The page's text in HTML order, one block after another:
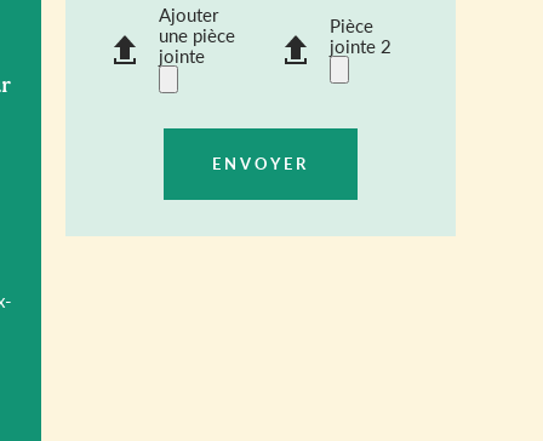
Ajouter
une pièce
jointe
Pièce
jointe 2